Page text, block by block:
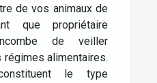
de vos animaux de
que propriétaire
de veiller
alimentaires.
le type